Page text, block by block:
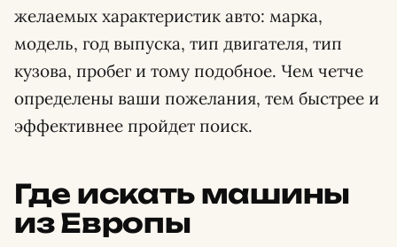
желаемых характеристик авто: марка,
модель, год выпуска, тип двигателя, тип
кузова, пробег и тому подобное. Чем четче
определены ваши пожелания, тем быстрее и
эффективнее пройдет поиск.
Где искать машины
из Европы